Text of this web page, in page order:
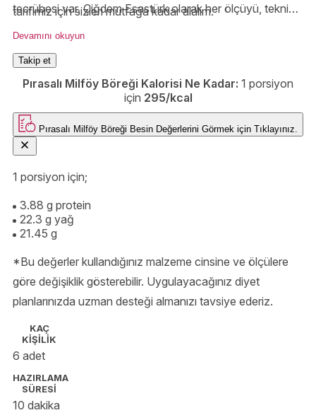
tarifimiz için sizleri mutfağa kadar alalım.
tecrübesi var. Çiğdem Esastürk olarak her ölçüyü, tekniği
ve püf noktasını özenle aktarıyor; Yemek.com okurlarını
Devamını okuyun
Takip et
Pırasalı Milföy Böreği Kalorisi Ne Kadar: 1 porsiyon
için 295/kcal
Pırasalı Milföy Böreği Besin Değerlerini Görmek için Tıklayınız.
1 porsiyon için;
3.88 g protein
22.3 g yağ
21.45 g
*Bu değerler kullandığınız malzeme cinsine ve ölçülere
göre değişiklik gösterebilir. Uygulayacağınız diyet
planlarınızda uzman desteği almanızı tavsiye ederiz.
KAÇ
KİŞİLİK
6 adet
HAZIRLAMA
SÜRESİ
10 dakika